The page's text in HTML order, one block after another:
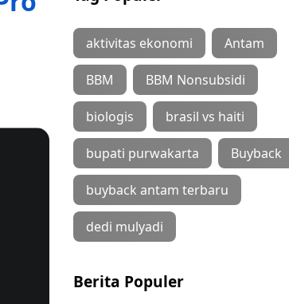
aktivitas ekonomi Antam
BBM BBM Nonsubsidi
biologis brasil vs haiti
bupati purwakarta Buyback
buyback antam terbaru
dedi mulyadi
Berita Populer